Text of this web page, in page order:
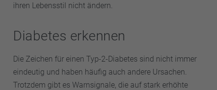
ihren Lebensstil nicht ändern.
Diabetes erkennen
Die Zeichen für einen Typ-2-Diabetes sind nicht immer
eindeutig und haben häufig auch andere Ursachen.
Trotzdem gibt es Warnsignale, die auf stark erhöhte